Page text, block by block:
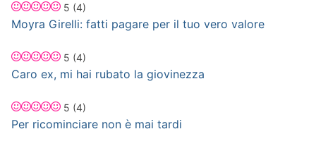
5 (4)
Moyra Girelli: fatti pagare per il tuo vero valore
5 (4)
Caro ex, mi hai rubato la giovinezza
5 (4)
Per ricominciare non è mai tardi